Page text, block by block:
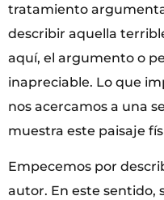
tratamiento
describir aquella
aquí, el argumento o
inapreciable. Lo que
nos acercamos a una
muestra este paisaje
Empecemos por
autor. En este sentido,